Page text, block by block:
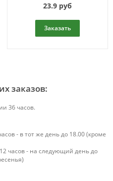
23.9 руб
Заказать
заказов:
36 часов.
- в тот же день до 18.00 (кроме
часов - на следующий день до